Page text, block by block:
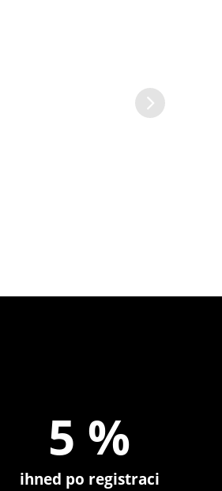
5 %
ihned po registraci